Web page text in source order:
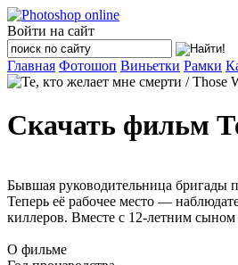
Войти на сайт
Главная Фотошоп Виньетки Рамки
Скачать фильм
Бывшая руководительница бригады
Теперь её рабочее место —
киллеров. Вместе с 12-летним
О фильме